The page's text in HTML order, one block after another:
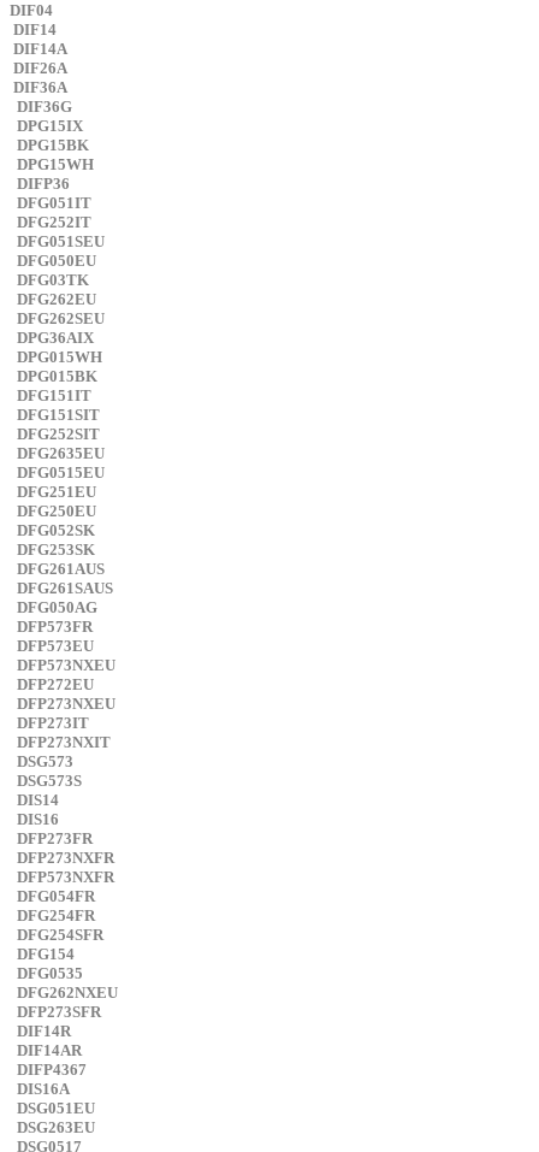
DIF04
DIF14
DIF14A
DIF26A
DIF36A
DIF36G
DPG15IX
DPG15BK
DPG15WH
DIFP36
DFG051IT
DFG252IT
DFG051SEU
DFG050EU
DFG03TK
DFG262EU
DFG262SEU
DPG36AIX
DPG015WH
DPG015BK
DFG151IT
DFG151SIT
DFG252SIT
DFG2635EU
DFG0515EU
DFG251EU
DFG250EU
DFG052SK
DFG253SK
DFG261AUS
DFG261SAUS
DFG050AG
DFP573FR
DFP573EU
DFP573NXEU
DFP272EU
DFP273NXEU
DFP273IT
DFP273NXIT
DSG573
DSG573S
DIS14
DIS16
DFP273FR
DFP273NXFR
DFP573NXFR
DFG054FR
DFG254FR
DFG254SFR
DFG154
DFG0535
DFG262NXEU
DFP273SFR
DIF14R
DIF14AR
DIFP4367
DIS16A
DSG051EU
DSG263EU
DSG0517